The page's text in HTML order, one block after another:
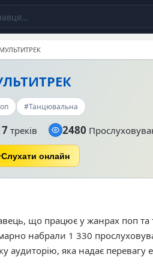
МУЛЬТИТРЕК
#Танцювальна
треків 2480
Слухати онлайн
що працює у жанрах поп та
набрали 1 330
аудиторію, яка надає
робіт у слухачів